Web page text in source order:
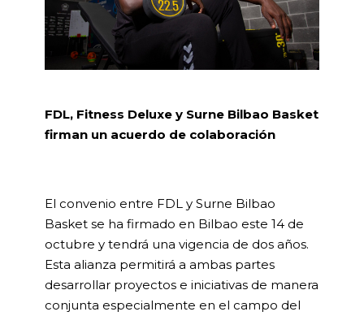
FDL, Fitness Deluxe y Surne Bilbao Basket
firman un acuerdo de colaboración
El convenio entre FDL y Surne Bilbao
Basket se ha firmado en Bilbao este 14 de
octubre y tendrá una vigencia de dos años.
Esta alianza permitirá a ambas partes
desarrollar proyectos e iniciativas de manera
conjunta especialmente en el campo del